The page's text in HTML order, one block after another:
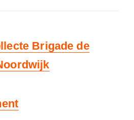
Brigade de